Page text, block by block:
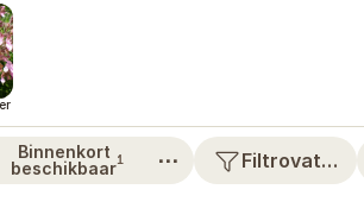
Binnenkort
beschikbaar1 ⋯ Filtrovat…